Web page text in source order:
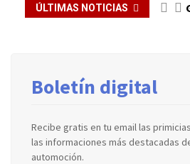
ÚLTIMAS NOTICIAS
Boletín digital
Recibe gratis en tu email las
las informaciones más destacadas
automoción.